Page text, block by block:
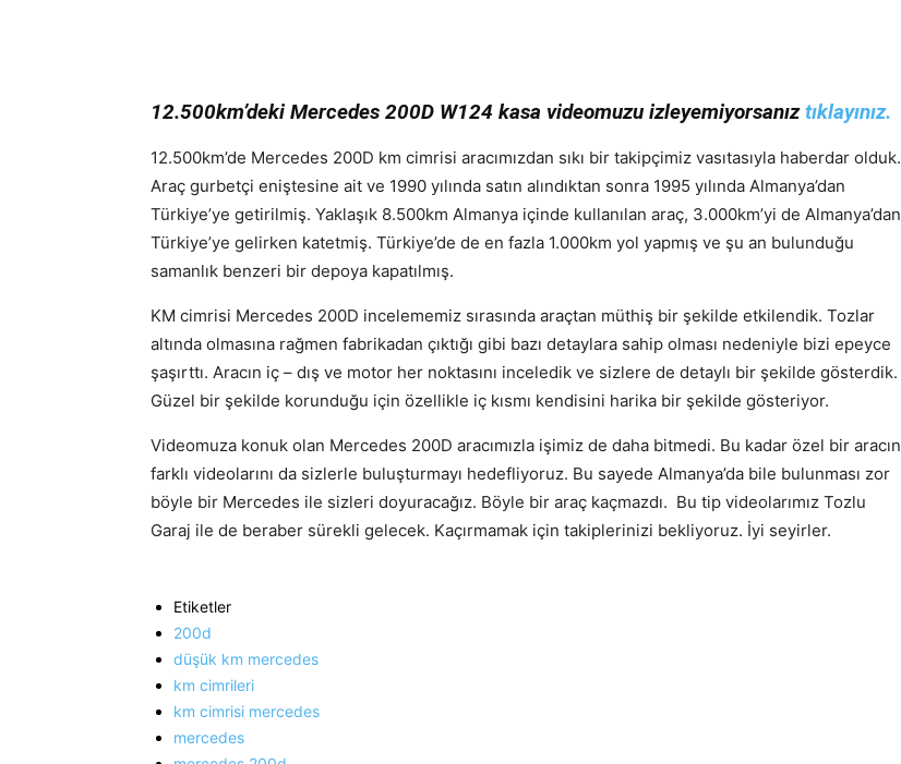
12.500km’deki Mercedes 200D W124 kasa videomuzu izleyemiyorsanıztıklayınız.
12.500km’de Mercedes 200D km cimrisi aracımızdan sıkı bir takipçimiz vasıtasıyla haberdar olduk.
Araç gurbetçi eniştesine ait ve 1990 yılında satın alındıktan sonra 1995 yılında Almanya’dan
Türkiye’ye getirilmiş. Yaklaşık 8.500km Almanya içinde kullanılan araç, 3.000km’yi de Almanya’dan
Türkiye’ye gelirken katetmiş. Türkiye’de de en fazla 1.000km yol yapmış ve şu an bulunduğu
samanlık benzeri bir depoya kapatılmış.
KM cimrisi Mercedes 200D incelememiz sırasında araçtan müthiş bir şekilde etkilendik. Tozlar
altında olmasına rağmen fabrikadan çıktığı gibi bazı detaylara sahip olması nedeniyle bizi epeyce
şaşırttı. Aracın iç – dış ve motor her noktasını inceledik ve sizlere de detaylı bir şekilde gösterdik.
Güzel bir şekilde korunduğu için özellikle iç kısmı kendisini harika bir şekilde gösteriyor.
Videomuza konuk olan Mercedes 200D aracımızla işimiz de daha bitmedi. Bu kadar özel bir aracın
farklı videolarını da sizlerle buluşturmayı hedefliyoruz. Bu sayede Almanya’da bile bulunması zor
böyle bir Mercedes ile sizleri doyuracağız. Böyle bir araç kaçmazdı. Bu tip videolarımız Tozlu
Garaj ile de beraber sürekli gelecek. Kaçırmamak için takiplerinizi bekliyoruz. İyi seyirler.
Etiketler
200d
düşük km mercedes
km cimrileri
km cimrisi mercedes
mercedes